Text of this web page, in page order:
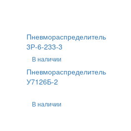
Пневмораспределитель
3Р-6-233-3
В наличии
Пневмораспределитель
У7126Б-2
В наличии